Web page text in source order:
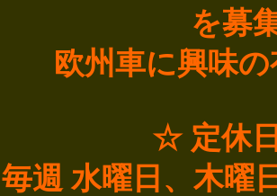
を募
欧州車に興味
☆ 定休
毎週 水曜日、木曜